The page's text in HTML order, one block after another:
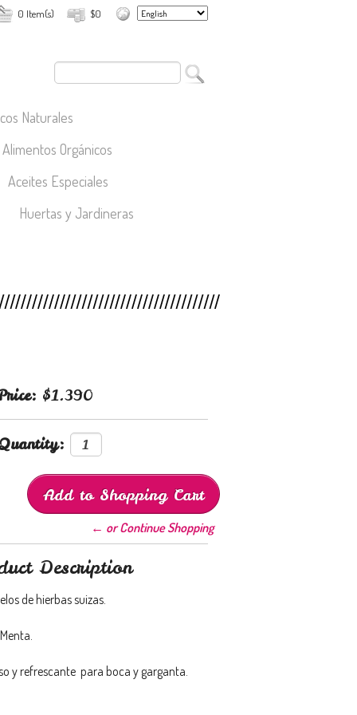
$0
0 Item(s)
Naturales
Alimentos Orgánicos
Aceites Especiales
Huertas y Jardineras
$1.390
← or Continue Shopping
Description
de hierbas suizas.
y refrescante para boca y garganta.